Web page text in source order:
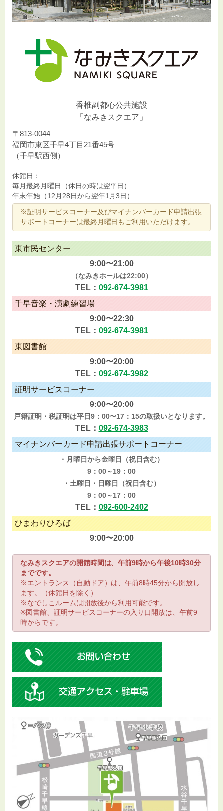
香椎副都心公共施設
「なみきスクエア」
〒813-0044
福岡市東区千早4丁目21番45号
（千早駅西側）
休館日：
毎月最終月曜日（休日の時は翌平日）
年末年始（12月28日から翌年1月3日）
※証明サービスコーナー及びマイナンバーカード申請出張
サポートコーナーは最終月曜日もご利用いただけます。
東市民センター
9:00〜21:00
（なみきホールは22:00）
TEL： 092-674-3981
千早音楽・演劇練習場
9:00〜22:30
TEL： 092-674-3981
東図書館
9:00〜20:00
TEL： 092-674-3982
証明サービスコーナー
9:00〜20:00
戸籍証明・税証明は平日9：00〜17：15の取扱いとなります。
TEL： 092-674-3983
マイナンバーカード申請出張サポートコーナー
・月曜日から金曜日（祝日含む）
9：00～19：00
・土曜日・日曜日（祝日含む）
9：00～17：00
TEL： 092-600-2402
ひまわりひろば
9:00〜20:00
なみきスクエアの開館時間は、午前9時から午後10時30分
までです。
※エントランス（自動ドア）は、午前8時45分から開放し
ます。（休館日を除く）
※なでしこルームは開放後から利用可能です。
※図書館、証明サービスコーナーの入り口開放は、午前9
時からです。